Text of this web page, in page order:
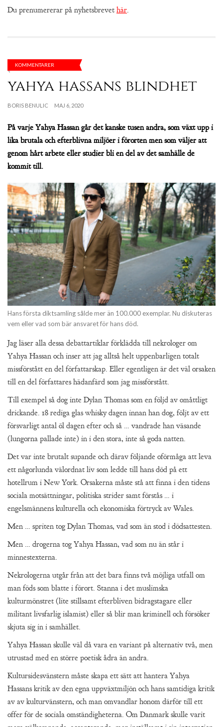
Du prenumererar på nyhetsbrevet här.
KOMMENTARER
yahya hassans blindhet
BORIS BENULIC MAJ 6, 2020
På varje Yahya Hassan går det kanske tusen andra, som växt upp i
lika brutala och efterblivna miljöer i förorten men som väljer att
genom hårt arbete eller studier bli en del av det samhälle de
kommit till.
Hans första diktsamling sålde mer än 100.000 exemplar. Nu diskuteras
vem eller vad som bär ansvaret för hans död.
Jag läser alla dessa debattartiklar förklädda till nekrologer om
Yahya Hassan och inser att jag alltså helt uppenbarligen totalt
missförstått en del författarskap. Eller egentligen är det väl orsaken
till en del författares hädanfärd som jag missförstått.
Till exempel så dog inte Dylan Thomas som en följd av omåttligt
drickande. 18 rediga glas whisky dagen innan han dog, följt av ett
försvarligt antal öl dagen efter och så … vandrade han väsande
(lungorna pallade inte) in i den stora, inte så goda natten.
Det var inte brutalt supande och därav följande oförmåga att leva
ett någorlunda välordnat liv som ledde till hans död på ett
hotellrum i New York. Orsakerna måste stå att finna i den tidens
sociala motsättningar, politiska strider samt förstås … i
engelsmännens kulturella och ekonomiska förtryck av Wales.
Men … spriten tog Dylan Thomas, vad som än stod i dödsattesten.
Men … drogerna tog Yahya Hassan, vad som nu än står i
minnestexterna.
Nekrologerna utgår från att det bara finns två möjliga utfall om
man föds som blatte i förort. Stanna i det muslimska
kulturmönstret (lite stillsamt efterbliven bidragstagare eller
militant livsfarlig islamist) eller så blir man kriminell och försöker
skjuta sig in i samhället.
Yahya Hassan skulle väl då vara en variant på alternativ två, men
utrustad med en större poetisk ådra än andra.
Kultursidesvänstern måste skapa ett sätt att hantera Yahya
Hassans kritik av den egna uppväxtmiljön och hans samtidiga kritik
av av kulturvänstern, och man omvandlar honom därför till ett
offer för de sociala omständigheterna. Om Danmark skulle varit